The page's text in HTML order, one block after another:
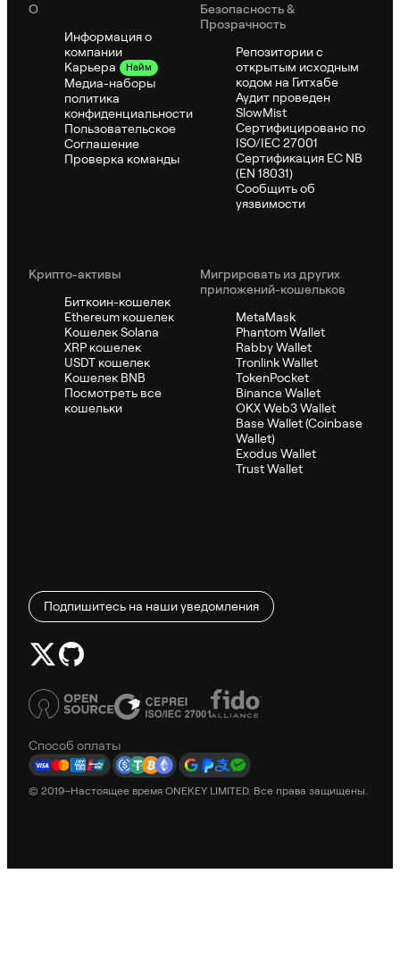
О
Информация о
компании
Карьера
Найм
Медиа-наборы
политика
конфиденциальности
Пользовательское
Соглашение
Проверка команды
Безопасность &
Прозрачность
Репозитории с
открытым исходным
кодом на Гитхабе
Аудит проведен
SlowMist
Сертифицировано по
ISO/IEC 27001
Сертификация ЕС NB
(EN 18031)
Сообщить об
уязвимости
Крипто-активы
Биткоин-кошелек
Ethereum кошелек
Кошелек Solana
XRP кошелек
USDT кошелек
Кошелек BNB
Посмотреть все
кошельки
Мигрировать из других
приложений-кошельков
MetaMask
Phantom Wallet
Rabby Wallet
Tronlink Wallet
TokenPocket
Binance Wallet
OKX Web3 Wallet
Base Wallet (Coinbase
Wallet)
Exodus Wallet
Trust Wallet
Подпишитесь на наши уведомления
Способ оплаты
© 2019–Настоящее время ONEKEY LIMITED. Все права защищены.